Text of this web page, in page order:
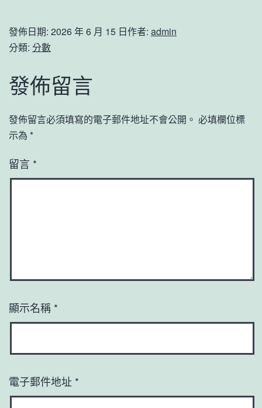
發佈日期: 2026 年 6 月 15 日作者: admin
分類: 分數
發佈留言
發佈留言必須填寫的電子郵件地址不會公開。 必填欄位標
示為 *
留言 *
顯示名稱 *
電子郵件地址 *